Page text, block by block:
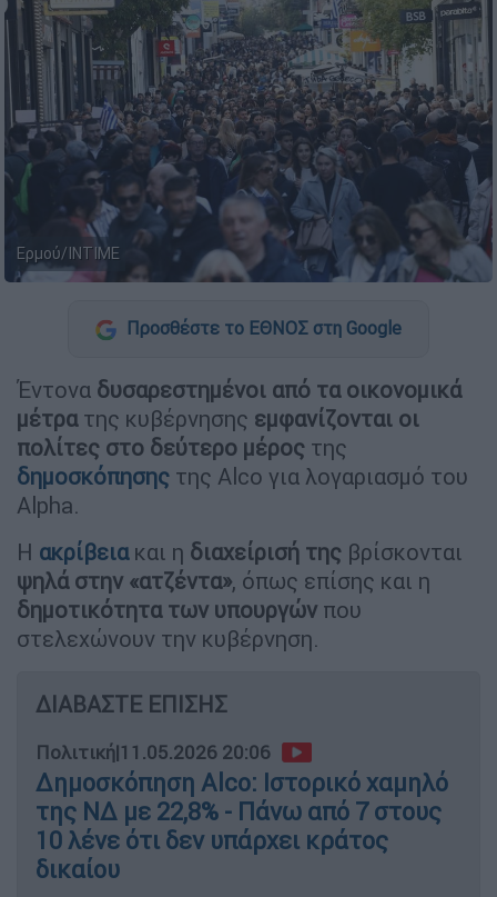
Ερμού/ΙΝΤΙΜΕ
Προσθέστε το ΕΘΝΟΣ στη Google
Έντονα δυσαρεστημένοι από τα οικονομικά
μέτρατης κυβέρνησης εμφανίζονται οι
πολίτες στο δεύτερο μέρος της
δημοσκόπησης της Alco για λογαριασμό του
Alpha.
Η ακρίβειακαι η διαχείρισή της βρίσκονται
ψηλά στην «ατζέντα», όπως επίσης και η
δημοτικότητα των υπουργών που
στελεχώνουν την κυβέρνηση.
ΔΙΑΒΑΣΤΕ ΕΠΙΣΗΣ
Πολιτική|11.05.2026 20:06
Δημοσκόπηση Alco: Ιστορικό χαμηλό
της ΝΔ με 22,8% - Πάνω από 7 στους
10 λένε ότι δεν υπάρχει κράτος
δικαίου